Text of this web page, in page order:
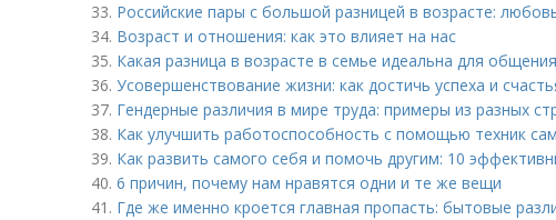
33. Российские пары с большой разницей в возрасте:
34. Возраст и отношения: как это влияет на нас
35. Какая разница в возрасте в семье идеальна для
36. Усовершенствование жизни: как достичь успеха и
37. Гендерные различия в мире труда: примеры из разных
38. Как улучшить работоспособность с помощью техник
39. Как развить самого себя и помочь другим: 10
40. 6 причин, почему нам нравятся одни и те же вещи
41. Где же именно кроется главная пропасть: бытовые